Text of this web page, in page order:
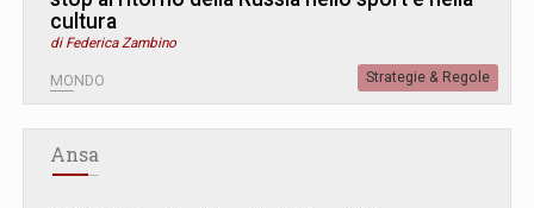
cultura
di Federica Zambino
MONDO Strategie & Regole
Ansa